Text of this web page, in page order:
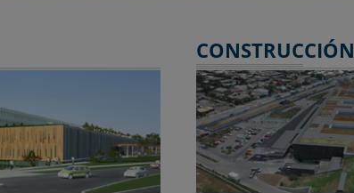
CONSTRUCCIÓN